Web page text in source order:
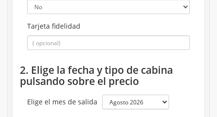
Tarjeta fidelidad
2. Elige la fecha y tipo de cabina
pulsando sobre el precio
Elige el mes de salida